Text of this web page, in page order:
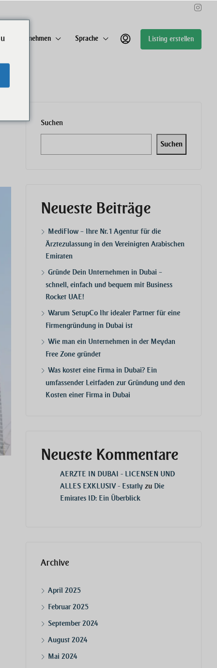
Unternehmen Sprache Listing erstellen
Suchen
Suchen
Neueste Beiträge
MediFlow – Ihre Nr. 1 Agentur für die
Ärztezulassung in den Vereinigten Arabischen
Emiraten
Gründe Dein Unternehmen in Dubai –
schnell, einfach und bequem mit Business
Rocket UAE!
Warum SetupCo Ihr idealer Partner für eine
Firmengründung in Dubai ist
Wie man ein Unternehmen in der Meydan
Free Zone gründet
Was kostet eine Firma in Dubai? Ein
umfassender Leitfaden zur Gründung und den
Kosten einer Firma in Dubai
Neueste Kommentare
AERZTE IN DUBAI - LICENSEN UND
ALLES EXKLUSIV - Estatly zu Die
Emirates ID: Ein Überblick
Archive
April 2025
Februar 2025
September 2024
August 2024
Mai 2024